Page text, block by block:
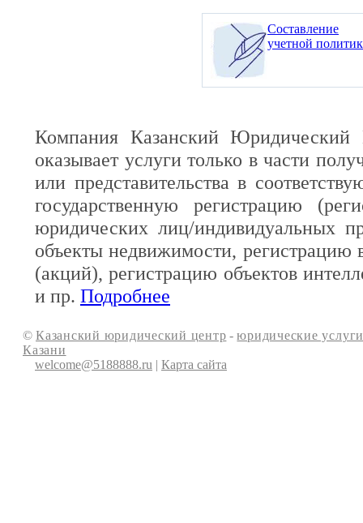
Составление
учетной
Компания Казанский Юридический
оказывает услуги только в части
или представительства в
государственную регистрацию
юридических лиц/индивидуальных
объекты недвижимости, регистрацию
(акций), регистрацию объектов
и пр. Подробнее
© Казанский юридический центр -юридические
Казани
welcome@5188888.ru | Карта сайта